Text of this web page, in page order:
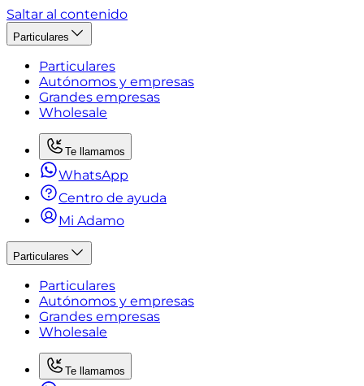
Saltar al contenido
Particulares
Particulares
Autónomos y empresas
Grandes empresas
Wholesale
Te llamamos
WhatsApp
Centro de ayuda
Mi Adamo
Particulares
Particulares
Autónomos y empresas
Grandes empresas
Wholesale
Te llamamos